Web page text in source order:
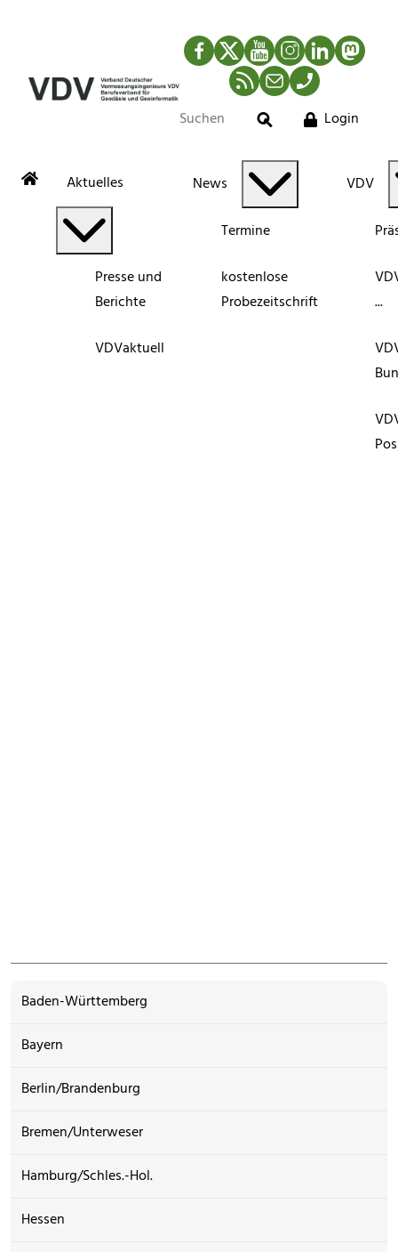
Facebook
TwitterYouTubeInstagram
LinkedIn
RSS-Newsfeed
MailTelefon
Suche
Login
Aktuelles
Presse und
Berichte
VDVaktuell
News
Termine
kostenlose
Probezeitschrift
VDV
...
Baden-Württemberg
Bayern
Berlin/Brandenburg
Bremen/Unterweser
Hamburg/Schles.-Hol.
Hessen